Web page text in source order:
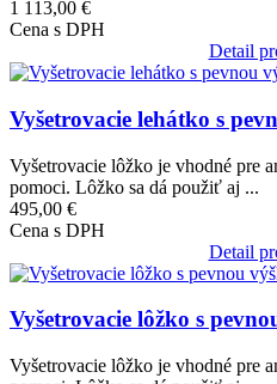
1 113,00 €
Cena s DPH
Detail
Obrázok
Vyšetrovacie lehátko s
Vyšetrovacie lôžko je vhodné pre
pomoci. Lôžko sa dá použiť aj ...
495,00 €
Cena s DPH
Detail
Obrázok
Vyšetrovacie lôžko s
Vyšetrovacie lôžko je vhodné pre